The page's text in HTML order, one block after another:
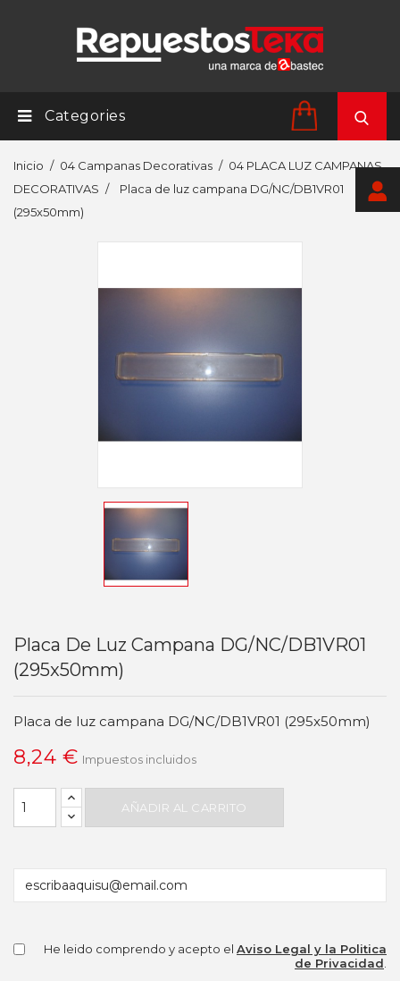
Categories
Inicio 04 Campanas Decorativas
04 PLACA LUZ CAMPANAS
DECORATIVAS
Placa de luz campana DG/NC/DB1VR01
(295x50mm)
Placa De Luz Campana DG/NC/DB1VR01
(295x50mm)
Placa de luz campana DG/NC/DB1VR01 (295x50mm)
8,24 € Impuestos incluidos
AÑADIR AL CARRITO
He leido comprendo y acepto el Aviso Legal y la Politica
de Privacidad